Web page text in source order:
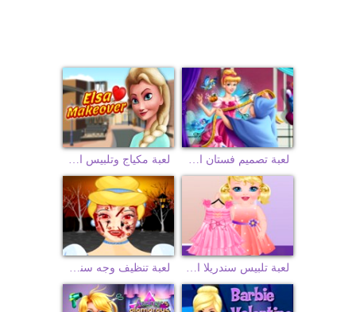
لعبة تصميم فستان الاميرة سندريلا لعبة مكياج وتلبيس الاميرة اليسا
لعبة تلبيس سندريلا الصغيرة لعبة تنظيف وجه سندريل